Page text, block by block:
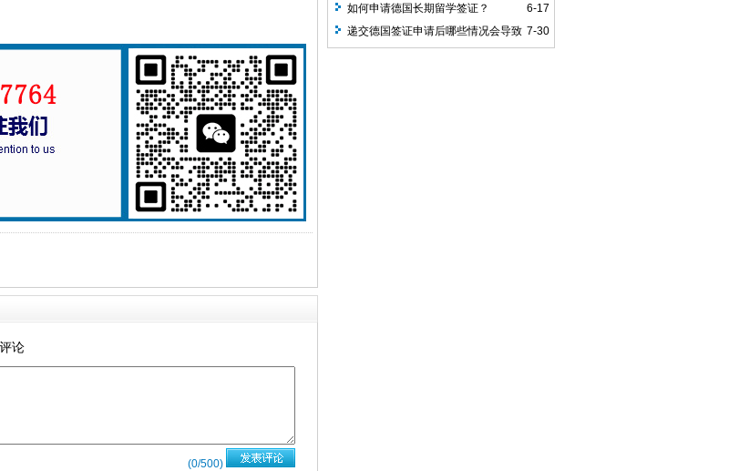
论
(0/500)
办？
6-17
如何申请德国长期留学签证？
7-30
递交德国签证申请后哪些情况会导致